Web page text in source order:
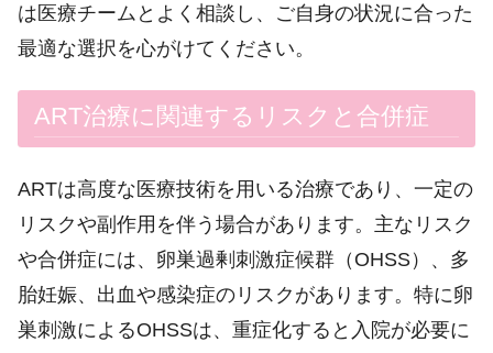
は医療チームとよく相談し、ご自身の状況に合った
最適な選択を心がけてください。
ART治療に関連するリスクと合併症
ARTは高度な医療技術を用いる治療であり、一定の
リスクや副作用を伴う場合があります。主なリスク
や合併症には、卵巣過剰刺激症候群（OHSS）、多
胎妊娠、出血や感染症のリスクがあります。特に卵
巣刺激によるOHSSは、重症化すると入院が必要に